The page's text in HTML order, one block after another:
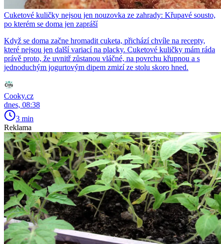
Cuketové kuličky nejsou jen nouzovka ze zahrady: Křupavé sousto,
po kterém se doma jen zapráší
Když se doma začne hromadit cuketa, přichází chvíle na recepty,
které nejsou jen další variací na placky. Cuketové kuličky mám ráda
právě proto, že uvnitř zůstanou vláčné, na povrchu křupnou a s
jednoduchým jogurtovým dipem zmizí ze stolu skoro hned.
Cooky.cz
dnes, 08:38
3 min
Reklama